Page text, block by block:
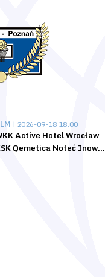
| 2026-09-18 18:00
Active Hotel Wrocław
KSK Qemetica Noteć Inowrocław